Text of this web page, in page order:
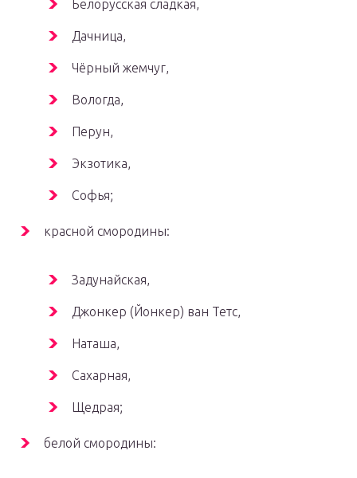
Белорусская сладкая,
Дачница,
Чёрный жемчуг,
Вологда,
Перун,
Экзотика,
Софья;
красной смородины:
Задунайская,
Джонкер (Йонкер) ван Тетс,
Наташа,
Сахарная,
Щедрая;
белой смородины: